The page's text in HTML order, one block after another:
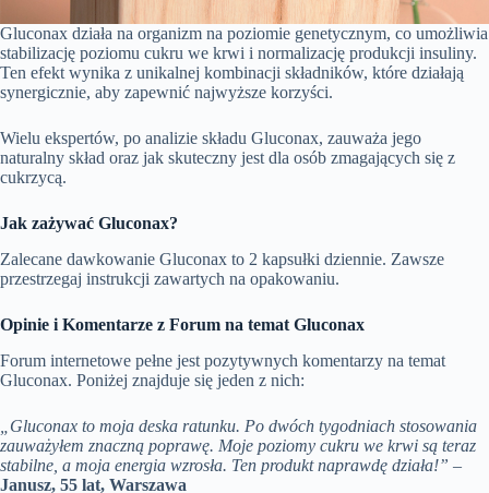
Gluconax działa na organizm na poziomie genetycznym, co umożliwia
stabilizację poziomu cukru we krwi i normalizację produkcji insuliny.
Ten efekt wynika z unikalnej kombinacji składników, które działają
synergicznie, aby zapewnić najwyższe korzyści.
Wielu ekspertów, po analizie składu Gluconax, zauważa jego
naturalny skład oraz jak skuteczny jest dla osób zmagających się z
cukrzycą.
Jak zażywać Gluconax?
Zalecane dawkowanie Gluconax to 2 kapsułki dziennie. Zawsze
przestrzegaj instrukcji zawartych na opakowaniu.
Opinie i Komentarze z Forum na temat Gluconax
Forum internetowe pełne jest pozytywnych komentarzy na temat
Gluconax. Poniżej znajduje się jeden z nich:
„Gluconax to moja deska ratunku. Po dwóch tygodniach stosowania
zauważyłem znaczną poprawę. Moje poziomy cukru we krwi są teraz
stabilne, a moja energia wzrosła. Ten produkt naprawdę działa!” –
Janusz, 55 lat, Warszawa